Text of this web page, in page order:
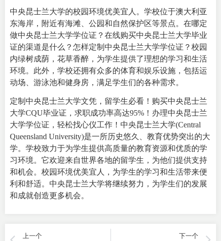
中央昆士兰大学的校园环境优美宜人。学校位于澳大利亚
东海岸，附近有海滩、公园和自然保护区等景点。在哪定
做中央昆士兰大学学位证？在线购买中央昆士兰大学毕业
证的渠道是什么？怎样定制中央昆士兰大学学位证？校园
内绿树成荫，花草香醉，为学生提供了理想的学习和生活
环境。此外，学校还拥有众多的体育和娱乐设施，包括运
动场、游泳池和健身房，满足学生们的各种需求。
定制中央昆士兰大学文凭，留学生必看！购买中央昆士兰
大学CQU毕业证，求职成功率高达95%！办理中央昆士兰
大学学位证，轻松找心仪工作！中央昆士兰大学(Central
Queensland University)是一所历史悠久、教育优势突出的大
学。学校致力于为学生提供高质量的教育资源和优质的学
习环境。它欢迎来自世界各地的留学生，为他们提供支持
和机会。校园环境优美宜人，为学生的学习和生活带来便
利和舒适。中央昆士兰大学将继续努力，为学生们的发展
和成就创造更多机会。
上一个 下一个